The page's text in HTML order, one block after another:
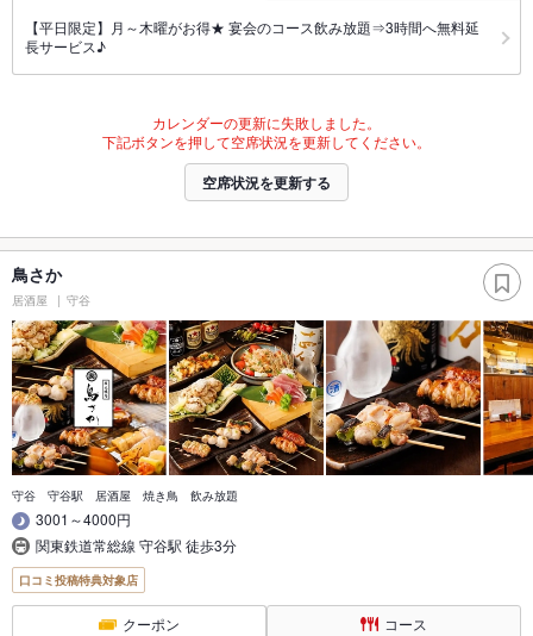
【平日限定】月～木曜がお得★ 宴会のコース飲み放題⇒3時間へ無料延
長サービス♪
カレンダーの更新に失敗しました。
下記ボタンを押して空席状況を更新してください。
空席状況を更新する
鳥さか
居酒屋 守谷
守谷 守谷駅 居酒屋 焼き鳥 飲み放題
3001～4000円
関東鉄道常総線 守谷駅 徒歩3分
口コミ投稿特典対象店
クーポン コース